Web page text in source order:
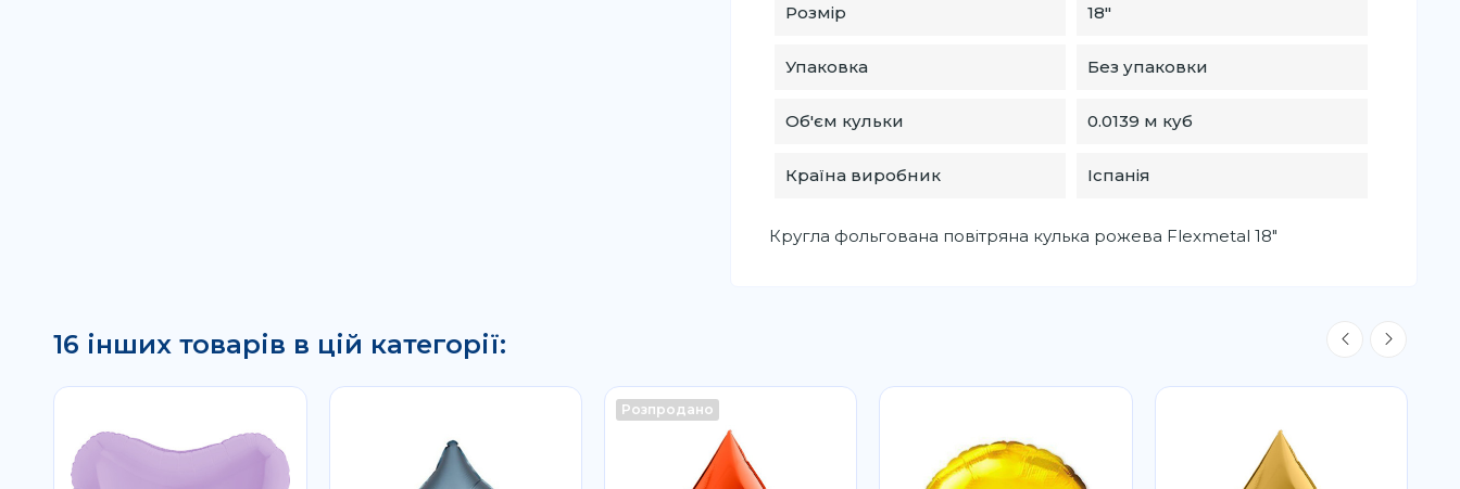
Розмір 18″
Упаковка Без упаковки
Об'єм кульки 0.0139 м куб
Країна виробник Іспанія
Кругла фольгована повітряна кулька рожева Flexmetal 18"
16 інших товарів в цій категорії:
Розпродано